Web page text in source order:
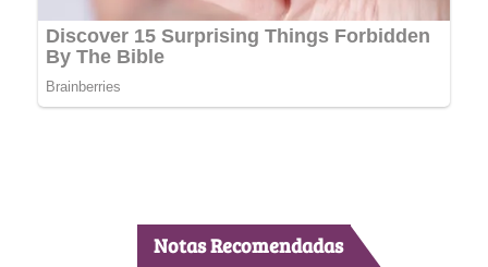
Notas Recomendadas